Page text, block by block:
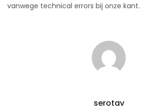
vanwege technical errors bij onze kant.
serotav